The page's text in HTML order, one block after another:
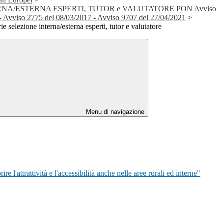
ESTERNA ESPERTI, TUTOR e VALUTATORE PON Avviso
Avviso 2775 del 08/03/2017 - Avviso 9707 del 27/04/2021 >
selezione interna/esterna esperti, tutor e valutatore
Menu di navigazione
l'attrattività e l'accessibilità anche nelle aree rurali ed interne"